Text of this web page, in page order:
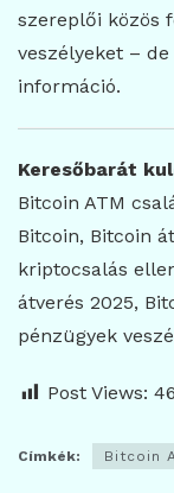
szereplői közös
veszélyeket –
információ.
Keresőbarát
Bitcoin ATM
Bitcoin, Bitcoin
kriptocsalás
átverés 2025,
pénzügyek
Post Views:
Címkék: Bitcoin